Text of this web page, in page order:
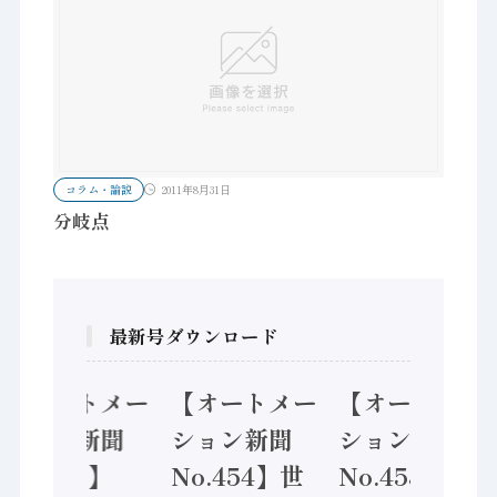
コラム・論説 2011年8月31日
分岐点
最新号ダウンロード
【オートメー
ション新聞
No.455】
【オートメー
ション新聞
No.454】世
【オートメー
ション新聞
No.453】フ